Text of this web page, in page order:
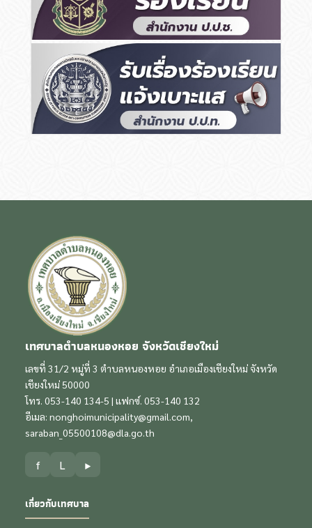
เทศบาลตำบลหนองหอย จังหวัดเชียงใหม่
เลขที่ 31/2 หมู่ที่ 3 ตำบลหนองหอย อำเภอเมืองเชียงใหม่ จังหวัด
เชียงใหม่ 50000
โทร. 053-140 134-5 | แฟกซ์. 053-140 132
อีเมล: nonghoimunicipality@gmail.com,
saraban_05500108@dla.go.th
f L ▶
เกี่ยวกับเทศบาล